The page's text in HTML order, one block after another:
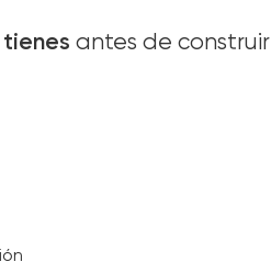
antes de construir